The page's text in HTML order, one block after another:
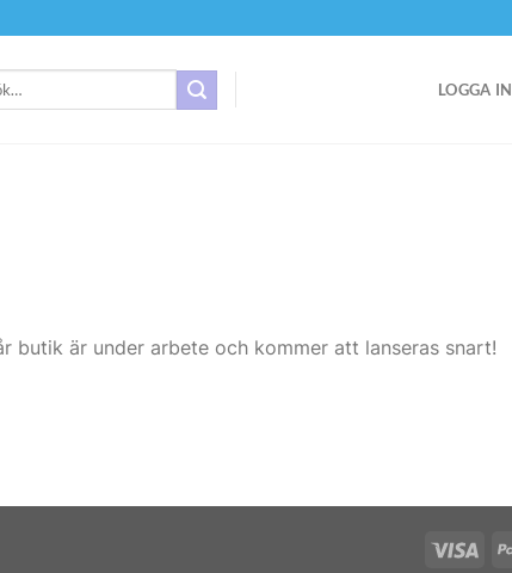
LOGGA IN
butik är under arbete och kommer att lanseras snart!